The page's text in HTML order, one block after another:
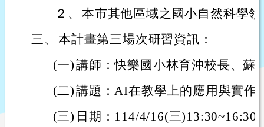
２、 本市其他區域之國小自然科學
三、 本計畫第三場次研習資訊：
(一)講師：快樂國小林育沖校長、蘇
(二)講題：AI在教學上的應用與實作
(三) 日期：114/4/16(三)13:30~16:30